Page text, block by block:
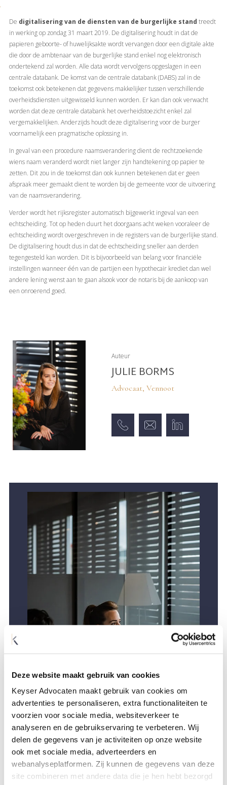
Deze website maakt gebruik van cookies
Keyser Advocaten maakt gebruik van cookies om
advertenties te personaliseren, extra functionaliteiten te
voorzien voor sociale media, websiteverkeer te
analyseren en de gebruikservaring te verbeteren. Wij
delen de gegevens van je activiteiten op onze website
ook met sociale media, adverteerders en
webanalyseplatformen. Zij kunnen de gegevens van deze
site combineren met andere data die je hen hebt bezorgd
De digitalisering van de diensten van de burgerlijke stand treedt
in werking op zondag 31 maart 2019. De digitalisering houdt in dat de
papieren geboorte- of huwelijksakte wordt vervangen door een digitale akte
die door de ambtenaar van de burgerlijke stand enkel nog elektronisch
ondertekend zal worden. Alle data wordt vervolgens opgeslagen in een
centrale databank. De komst van de centrale databank (DABS) zal in de
toekomst ook betekenen dat gegevens makkelijker tussen verschillende
overheidsdiensten uitgewisseld kunnen worden. Er kan dan ook verwacht
worden dat deze centrale databank het overheidstoezicht enkel zal
vergemakkelijken. Anderzijds houdt deze digitalisering voor de burger
voornamelijk een pragmatische oplossing in.
In geval van een procedure naamsverandering dient de rechtzoekende
wiens naam veranderd wordt niet langer zijn handtekening op papier te
zetten. Dit zou in de toekomst dan ook kunnen betekenen dat er geen
afspraak meer gemaakt dient te worden bij de gemeente voor de uitvoering
van de naamsverandering.
Verder wordt het rijksregister automatisch bijgewerkt ingeval van een
echtscheiding. Tot op heden duurt het doorgaans acht weken vooraleer de
echtscheiding wordt overgeschreven in de registers van de burgerlijke stand.
De digitalisering houdt dus in dat de echtscheiding sneller aan derden
tegengesteld kan worden. Dit is bijvoorbeeld van belang voor financiële
instellingen wanneer één van de partijen een hypothecair krediet dan wel
andere lening wenst aan te gaan alsook voor de notaris bij de aankoop van
een onroerend goed.
Auteur
JULIE BORMS
Advocaat, Vennoot
LAAT ONS U HELPEN
Heeft u vragen over (internationale) echtscheiding, erfenis of